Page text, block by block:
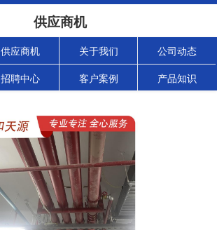
供应商机
供应商机 关于我们 公司动态
招聘中心 客户案例 产品知识